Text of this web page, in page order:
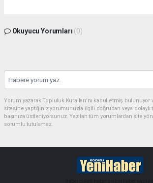
Okuyucu Yorumları (0)
Yorum yazarak Topluluk Kuralları’nı kabul etmiş
sitesine yaptığınız yorumunuzla ilgili doğrudan veya
başınıza üstleniyorsunuz. Yazılan tüm yorumlardan site
sorumlu tutulamaz.